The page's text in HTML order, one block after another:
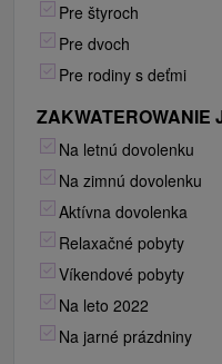
Pre štyroch
Pre dvoch
Pre rodiny s deťmi
ZAKWATEROWANIE
Na letnú dovolenku
Na zimnú dovolenku
Aktívna dovolenka
Relaxačné pobyty
Víkendové pobyty
Na leto 2022
Na jarné prázdniny